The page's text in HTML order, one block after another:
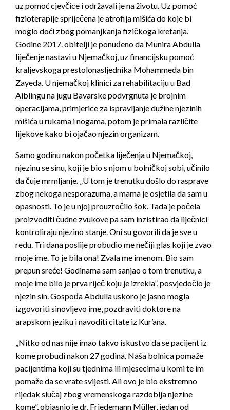
uz pomoć cjevčice i održavali je na životu. Uz pomoć
fizioterapije spriječena je atrofija mišića do koje bi
moglo doći zbog pomanjkanja fizičkoga kretanja.
Godine 2017. obitelji je ponuđeno da Munira Abdulla
liječenje nastavi u Njemačkoj, uz financijsku pomoć
kraljevskoga prestolonasljednika Mohammeda bin
Zayeda. U njemačkoj klinici za rehabilitaciju u Bad
Aiblingu na jugu Bavarske podvrgnuta je brojnim
operacijama, primjerice za ispravljanje dužine njezinih
mišića u rukama i nogama, potom je primala različite
lijekove kako bi ojačao njezin organizam.
Samo godinu nakon početka liječenja u Njemačkoj,
njezinu se sinu, koji je bio s njom u bolničkoj sobi, učinilo
da čuje mrmljanje. „U tom je trenutku došlo do rasprave
zbog nekoga nesporazuma, a mama je osjetila da sam u
opasnosti. To je u njoj prouzročilo šok. Tada je počela
proizvoditi čudne zvukove pa sam inzistirao da liječnici
kontroliraju njezino stanje. Oni su govorili da je sve u
redu. Tri dana poslije probudio me nečiji glas koji je zvao
moje ime. To je bila ona! Zvala me imenom. Bio sam
prepun sreće! Godinama sam sanjao o tom trenutku, a
moje ime bilo je prva riječ koju je izrekla”, posvjedočio je
njezin sin. Gospođa Abdulla uskoro je jasno mogla
izgovoriti sinovljevo ime, pozdraviti doktore na
arapskom jeziku i navoditi citate iz Kur’ana.
„Nitko od nas nije imao takvo iskustvo da se pacijent iz
kome probudi nakon 27 godina. Naša bolnica pomaže
pacijentima koji su tjednima ili mjesecima u komi te im
pomaže da se vrate svijesti. Ali ovo je bio ekstremno
rijedak slučaj zbog vremenskoga razdoblja njezine
kome”, objasnio je dr. Friedemann Müller, jedan od